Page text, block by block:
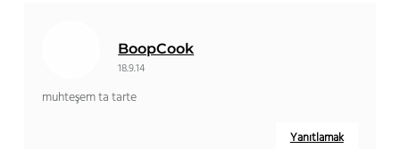
BoopCook
18.9.14
muhteşem ta tarte
Yanıtlamak